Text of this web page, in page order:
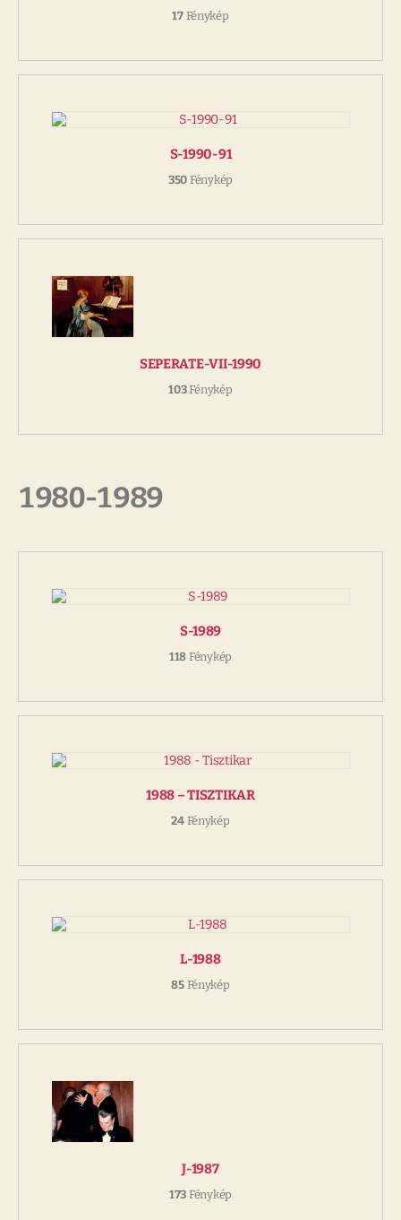
17Fénykép
S-1990-91
350 Fénykép
SEPERATE-VII-1990
103Fénykép
1980-1989
S-1989
118 Fénykép
1988 – TISZTIKAR
24Fénykép
L-1988
85Fénykép
J-1987
173 Fénykép